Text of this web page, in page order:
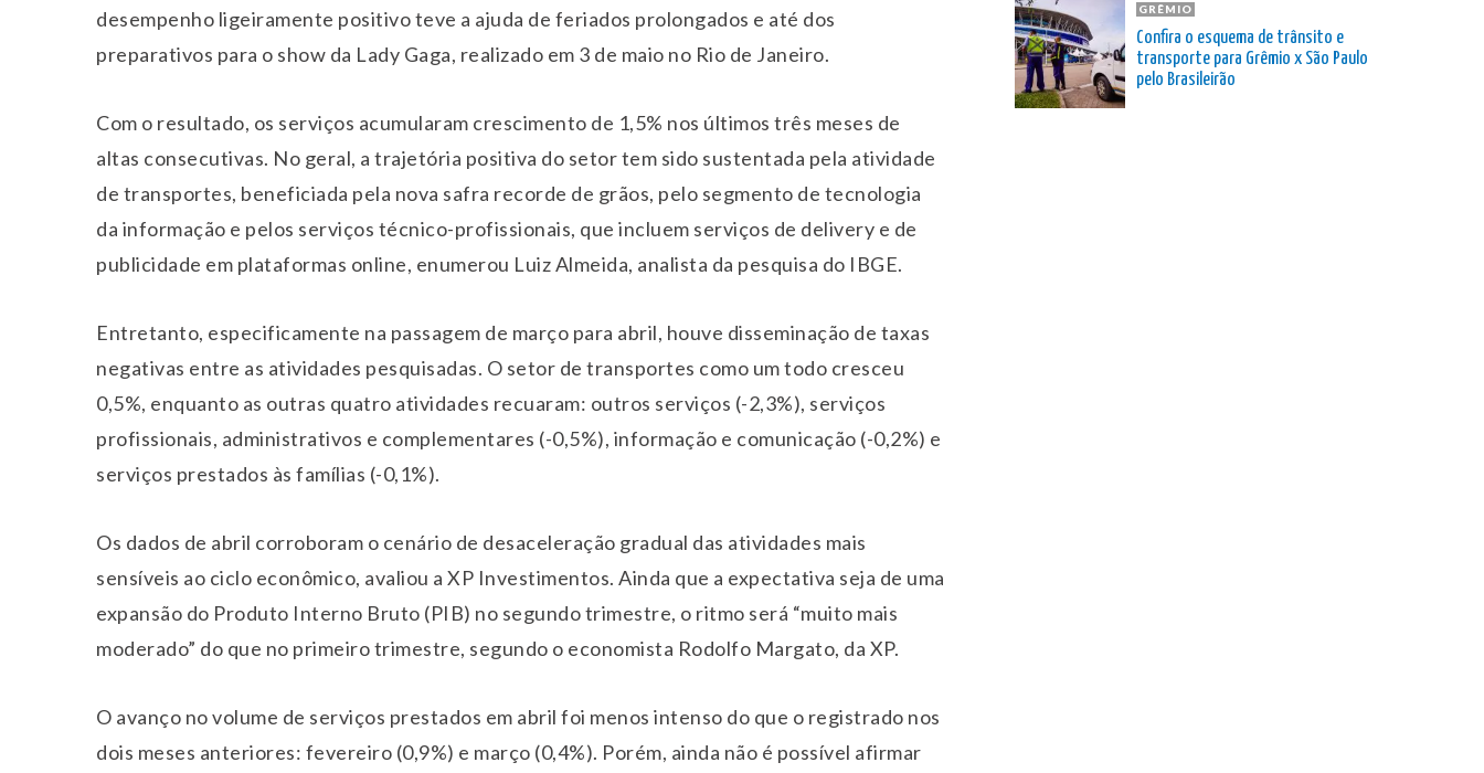
desempenho ligeiramente positivo teve a ajuda de feriados prolongados e até dos
preparativos para o show da Lady Gaga, realizado em 3 de maio no Rio de Janeiro.
Com o resultado, os serviços acumularam crescimento de 1,5% nos últimos três meses de
altas consecutivas. No geral, a trajetória positiva do setor tem sido sustentada pela atividade
de transportes, beneficiada pela nova safra recorde de grãos, pelo segmento de tecnologia
da informação e pelos serviços técnico-profissionais, que incluem serviços de delivery e de
publicidade em plataformas online, enumerou Luiz Almeida, analista da pesquisa do IBGE.
Entretanto, especificamente na passagem de março para abril, houve disseminação de taxas
negativas entre as atividades pesquisadas. O setor de transportes como um todo cresceu
0,5%, enquanto as outras quatro atividades recuaram: outros serviços (-2,3%), serviços
profissionais, administrativos e complementares (-0,5%), informação e comunicação (-0,2%) e
serviços prestados às famílias (-0,1%).
Os dados de abril corroboram o cenário de desaceleração gradual das atividades mais
sensíveis ao ciclo econômico, avaliou a XP Investimentos. Ainda que a expectativa seja de uma
expansão do Produto Interno Bruto (PIB) no segundo trimestre, o ritmo será “muito mais
moderado” do que no primeiro trimestre, segundo o economista Rodolfo Margato, da XP.
O avanço no volume de serviços prestados em abril foi menos intenso do que o registrado nos
dois meses anteriores: fevereiro (0,9%) e março (0,4%). Porém, ainda não é possível afirmar
GRÊMIO
Confira o esquema de trânsito e
transporte para Grêmio x São Paulo
pelo Brasileirão